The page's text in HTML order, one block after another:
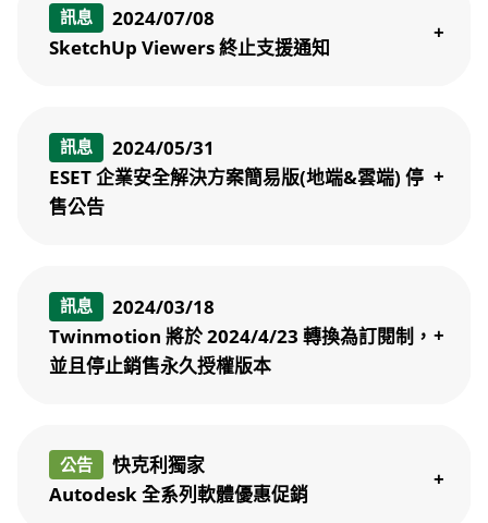
訊息
2024/07/08
SketchUp Viewers 終止支援通知
訊息
2024/05/31
ESET 企業安全解決方案簡易版(地端&雲端) 停
售公告
訊息
2024/03/18
Twinmotion 將於 2024/4/23 轉換為訂閱制，
並且停止銷售永久授權版本
公告
快克利獨家
Autodesk 全系列軟體優惠促銷